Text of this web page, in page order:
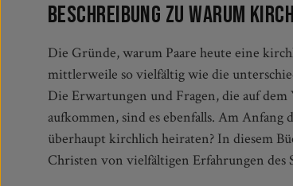
Beschreibung zu Warum
Die Gründe, warum Paare heute eine
mittlerweile so vielfältig wie die
Die Erwartungen und Fragen, die auf
aufkommen, sind es ebenfalls. Am Anfang
überhaupt kirchlich heiraten? In diesem
Christen von vielfältigen Erfahrungen des
Texten und von kirchlichen Traditionen, die
Trauung und in ihrem Beziehungsalltag als
finden sich Erklärungen und Anregungen
Trauung. Die hier gesammelten
Partnerschaft im Vorfeld einer kirchlichen